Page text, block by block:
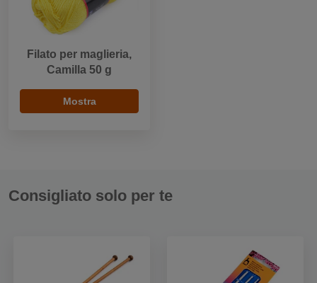
Filato per maglieria,
Camilla 50 g
Mostra
Consigliato solo per te